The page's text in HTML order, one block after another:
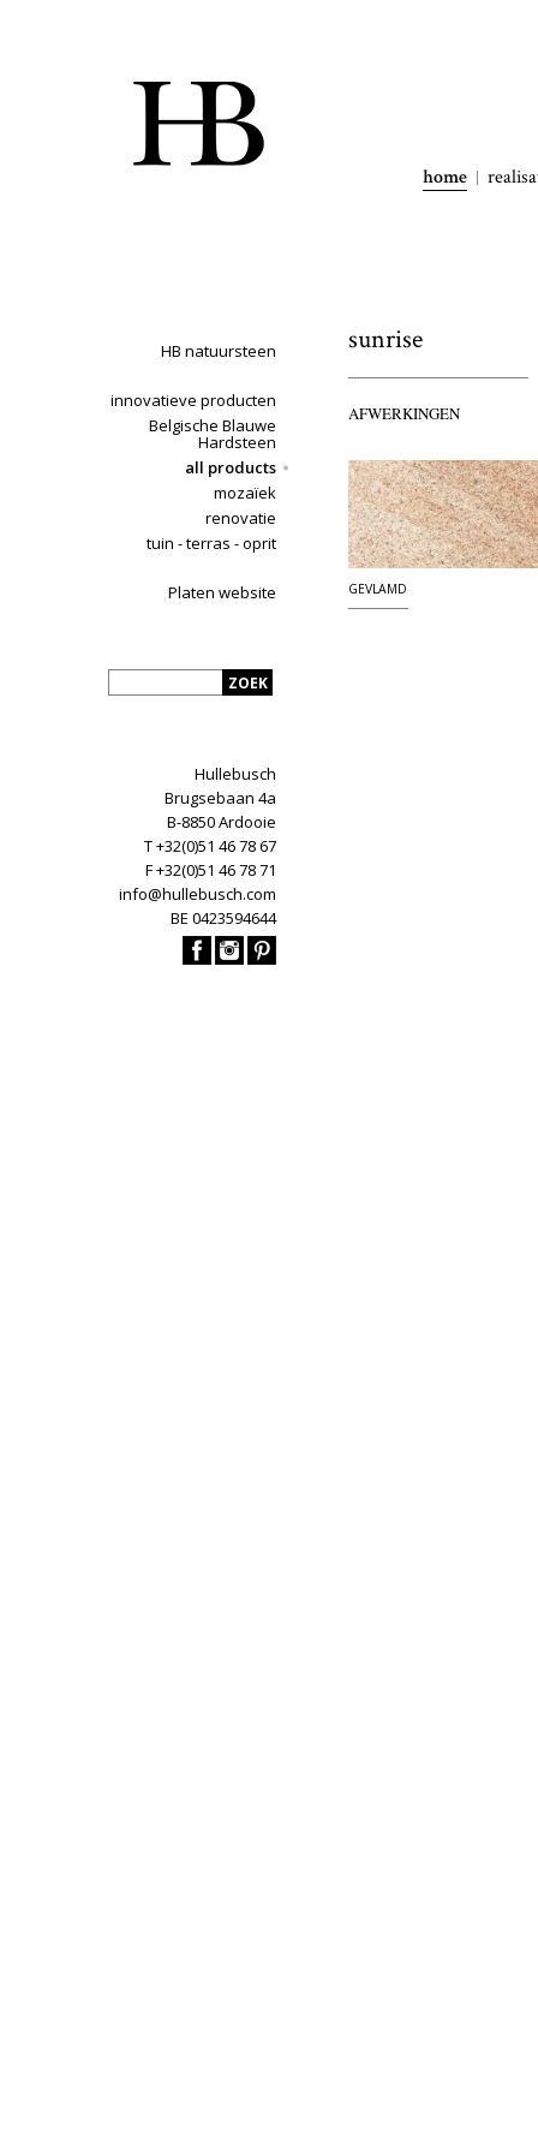
home
HB natuursteen
innovatieve producten
Belgische Blauwe
Hardsteen
all products
mozaïek
renovatie
tuin - terras - oprit
Platen website
Hullebusch
Brugsebaan 4a
B-8850 Ardooie
T +32(0)51 46 78 67
F +32(0)51 46 78 71
info@hullebusch.com
BE 0423594644
sunrise
AFWERKINGEN
GEVLAMD